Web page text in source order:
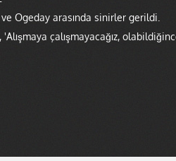
Ogeday arasında sinirler gerildi.
çalışmayacağız,